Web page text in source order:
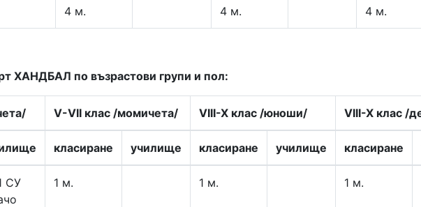
4 м. 4 м. 4 м.
ХАНДБАЛ по възрастови групи и пол:
V-VII клас /момичета/ VIII-X клас /юноши/ VIII-X клас /
класиране училище класиране училище класиране
СУ
1 м. 1 м. 1 м.